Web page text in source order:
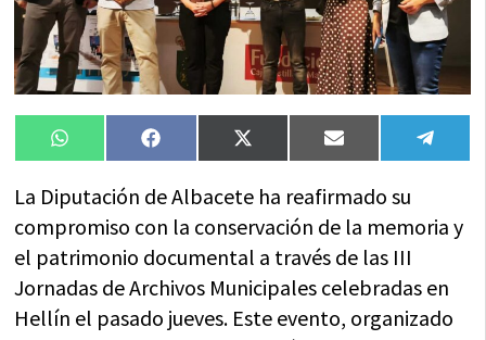
Compartir
en
WhatsAppCompartir
en
FacebookCompartir
en
X
(Twitter)
Compartir
en
Email
en
La Diputación de Albacete ha reafirmado su
compromiso con la conservación de la memoria y
el patrimonio documental a través de las III
Jornadas de Archivos Municipales celebradas en
Hellín el pasado jueves. Este evento, organizado